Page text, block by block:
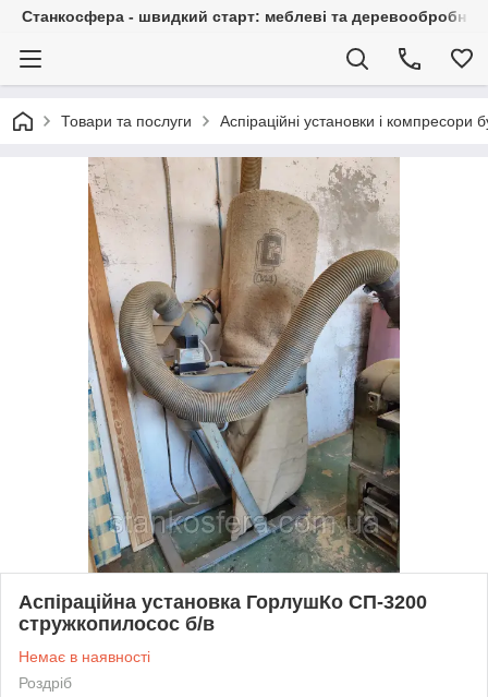
Станкосфера - швидкий старт: меблеві та деревообробні
Товари та послуги Аспіраційні установки і
Аспіраційна установка ГорлушКо СП-3200
стружкопилосос б/в
Немає в наявності
Роздріб